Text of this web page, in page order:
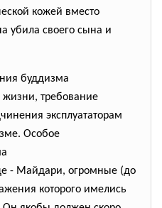
кожей вместо
убила своего сына и
буддизма
жизни, требование
эксплуататорам
Особое
- Майдари, огромные (до
которого имелись